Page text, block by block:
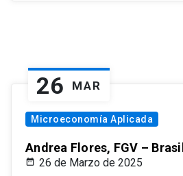
26 MAR
Microeconomía Aplicada
Andrea Flores, FGV – Brasil
26 de Marzo de 2025